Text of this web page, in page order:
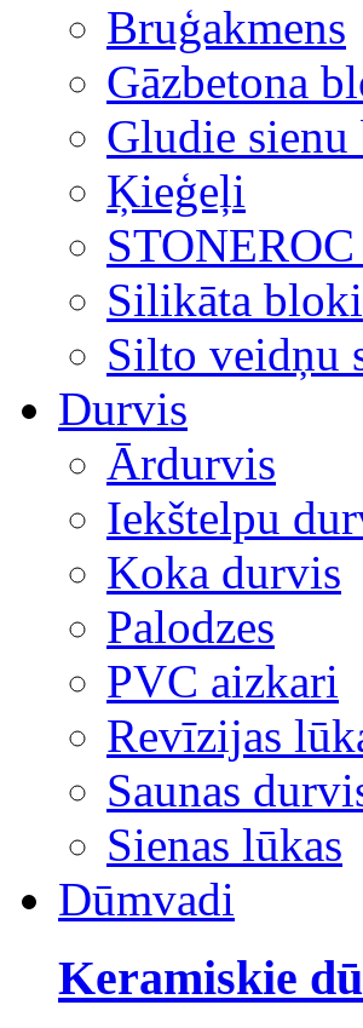
Bruģakmens
Gāzbetona
Gludie
Ķieģeļi
Silikāta bloki
Silto veidņu
Durvis
Ārdurvis
Iekštelpu
Koka durvis
Palodzes
PVC aizkari
Revīzijas
Saunas
Sienas lūkas
Dūmvadi
Keramiskie